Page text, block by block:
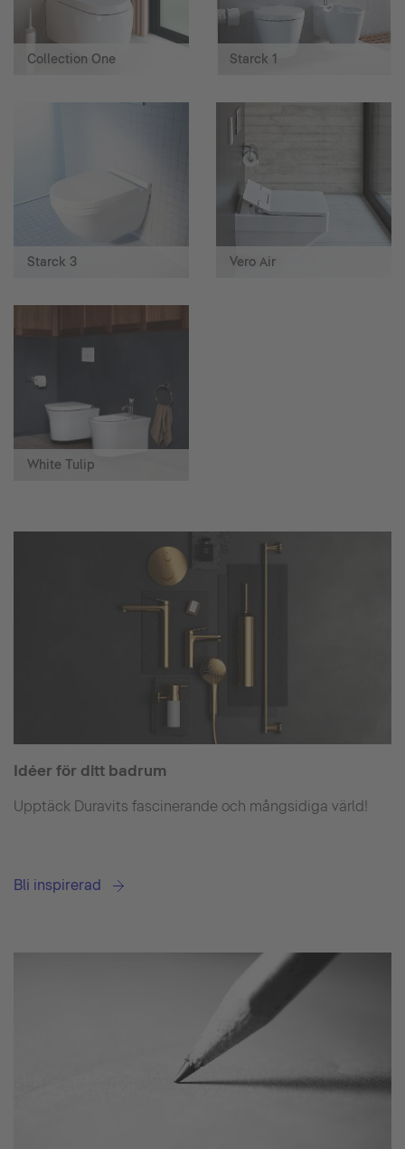
Collection One Starck 1
Starck 3 Vero Air
White Tulip
Idéer för ditt badrum
Upptäck Duravits fascinerande och mångsidiga värld!
Bli inspirerad